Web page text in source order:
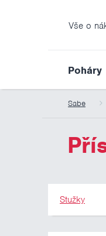
Vše o
Poháry
Sabe
Stužky